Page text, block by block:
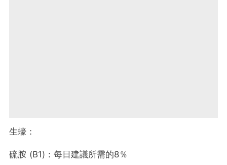
生蠔：
硫胺 (B1)：每日建議所需的8％